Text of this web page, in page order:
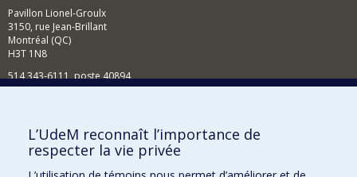
Pavillon Lionel-Groulx
3150, rue Jean-Brillant
Montréal (QC)
H3T 1N8
514 343-6111, poste 40894
Comment soutenir l'École?
BESOIN D'AIDE?
L’UdeM reconnaît l’importance de
respecter la vie privée